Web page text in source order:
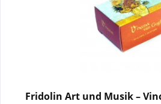
Fridolin Art und Musik –